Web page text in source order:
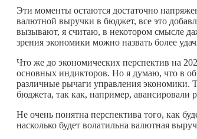
Эти моменты остаются достаточно
валютной выручки в бюджет, все это
вызывают, я считаю, в некотором смысле
зрения экономики можно назвать более
Что же до экономических перспектив на
основных индикторов. Но я думаю, что в
различные рычаги управления экономики.
бюджета, так как, например,
Не очень понятна перспектива того, как
насколько будет волатильна валютная